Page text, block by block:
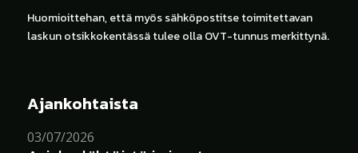
Huomioittehan, että myös sähköpostitse toimitettavan
laskun otsikkokentässä tulee olla OVT-tunnus merkittynä.
Ajankohtaista
03/07/2026